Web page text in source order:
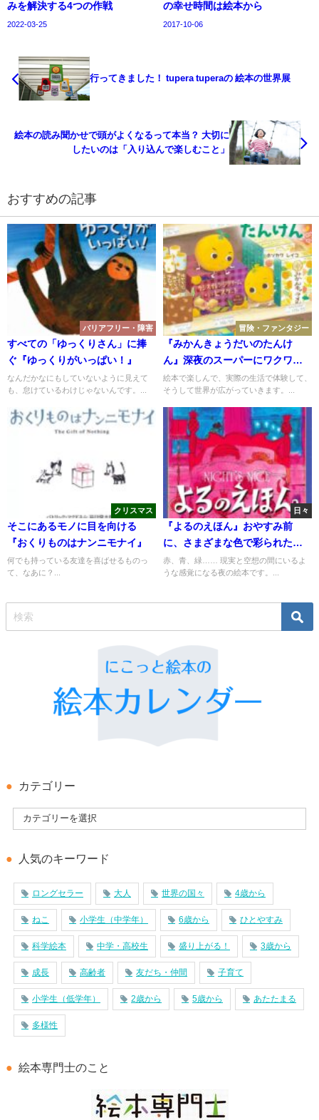
みを解決する4つの作戦
2022-03-25
の幸せ時間は絵本から
2017-10-06
行ってきました！ tupera tuperaの 絵本の世界展
絵本の読み聞かせで頭がよくなるって本当？ 大切に
したいのは「入り込んで楽しむこと」
おすすめの記事
バリアフリー・障害
すべての「ゆっくりさん」に捧
ぐ『ゆっくりがいっぱい！』
なんだかなにもしていないように見えて
も、怠けているわけじゃないんです。...
冒険・ファンタジー
『みかんきょうだいのたんけ
ん』深夜のスーパーにワクワ
ク！
絵本で楽しんで、実際の生活で体験して、
そうして世界が広がっていきます。...
クリスマス
そこにあるモノに目を向ける
『おくりものはナンニモナイ』
何でも持っている友達を喜ばせるものっ
て、なあに？...
日々
『よるのえほん』おやすみ前
に、さまざまな色で彩られた夜
の世界を
赤、青、緑…… 現実と空想の間にいるよ
うな感覚になる夜の絵本です。...
カテゴリー
人気のキーワード
ロングセラー 大人 世界の国々 4歳から
ねこ 小学生（中学年） 6歳から ひとやすみ
科学絵本 中学・高校生 盛り上がる！ 3歳から
成長 高齢者 友だち・仲間 子育て
小学生（低学年） 2歳から 5歳から あたたまる
多様性
絵本専門士のこと